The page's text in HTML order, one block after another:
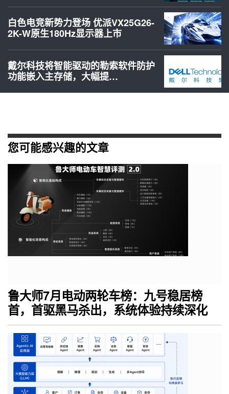
白色电竞新势力登场 优派VX25G26-
2K-W原生180Hz显示器上市
戴尔科技将智能驱动的勒索软件防护
功能嵌入主存储，大幅提…
您可能感兴趣的文章
鲁大师7月电动两轮车榜：九号稳居榜
首，首驱黑马杀出，系统体验持续深化